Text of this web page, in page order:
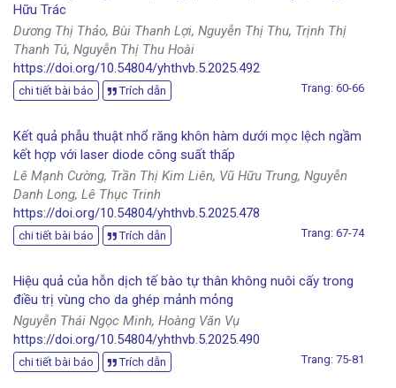
Hữu Trác
Dương Thị Thảo, Bùi Thanh Lợi, Nguyễn Thị Thu, Trịnh Thị
Thanh Tú, Nguyễn Thị Thu Hoài
https://doi.org/10.54804/yhthvb.5.2025.492
chi tiết bài báo Trích dẫn Trang: 60-66
Kết quả phẫu thuật nhổ răng khôn hàm dưới mọc lệch ngầm
kết hợp với laser diode công suất thấp
Lê Mạnh Cường, Trần Thị Kim Liên, Vũ Hữu Trung, Nguyễn
Danh Long, Lê Thục Trinh
https://doi.org/10.54804/yhthvb.5.2025.478
chi tiết bài báo Trích dẫn Trang: 67-74
Hiệu quả của hỗn dịch tế bào tự thân không nuôi cấy trong
điều trị vùng cho da ghép mảnh mỏng
Nguyễn Thái Ngọc Minh, Hoàng Văn Vụ
https://doi.org/10.54804/yhthvb.5.2025.490
chi tiết bài báo Trích dẫn Trang: 75-81